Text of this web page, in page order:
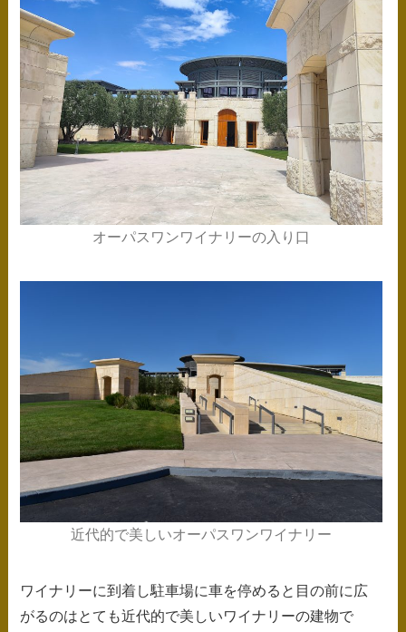
オーパスワンワイナリーの入り口
近代的で美しいオーパスワンワイナリー
ワイナリーに到着し駐車場に車を停めると目の前に広
がるのはとても近代的で美しいワイナリーの建物で